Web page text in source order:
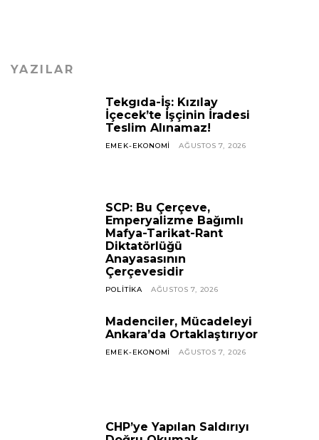
YAZILAR
Tekgıda-İş: Kızılay
İçecek’te İşçinin İradesi
Teslim Alınamaz!
EMEK-EKONOMI AĞUSTOS 7, 2026
SCP: Bu Çerçeve,
Emperyalizme Bağımlı
Mafya-Tarikat-Rant
Diktatörlüğü
Anayasasının
Çerçevesidir
POLITIKA AĞUSTOS 7, 2026
Madenciler, Mücadeleyi
Ankara’da Ortaklaştırıyor
EMEK-EKONOMI AĞUSTOS 7, 2026
CHP’ye Yapılan Saldırıyı